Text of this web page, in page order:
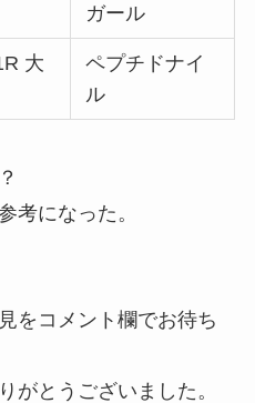
ガール
大
ペプチドナイ
ル
考になった。
をコメント欄でお待ち
がとうございました。